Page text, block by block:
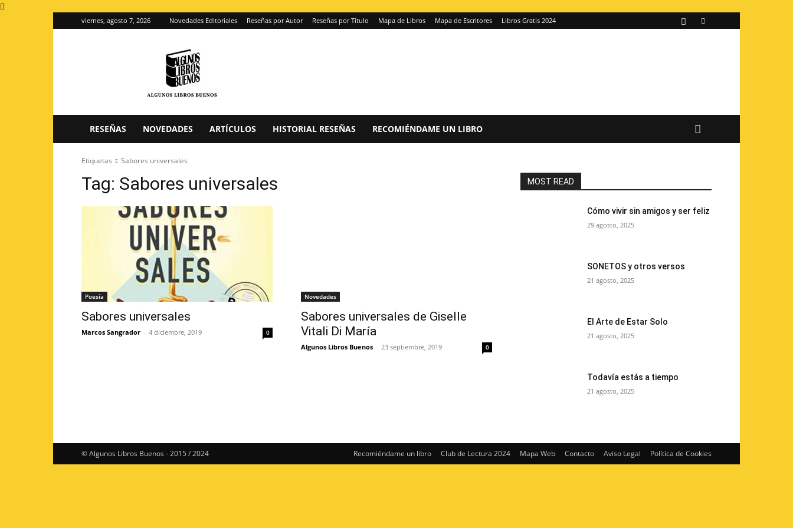
viernes, agosto 7, 2026 Novedades Editoriales Reseñas por Autor Reseñas por Título Mapa de Libros Mapa de Escritores Libros Gratis 2024
de
reseñas
RESEÑAS NOVEDADES ARTÍCULOS HISTORIAL RESEÑAS RECOMIÉNDAME UN LIBRO
Etiquetas Sabores universales
Tag: Sabores universales
Poesía
Sabores universales
Marcos Sangrador - 4 diciembre, 2019 0
Novedades
Sabores universales de Giselle
Vitali Di María
Algunos Libros Buenos - 23 septiembre, 2019 0
MOST READ
Cómo vivir sin amigos y ser feliz
29 agosto, 2025
SONETOS y otros versos
21 agosto, 2025
El Arte de Estar Solo
21 agosto, 2025
Todavía estás a tiempo
21 agosto, 2025
Recomiéndame un libro Club de Lectura 2024 Mapa Web Contacto Aviso Legal Política de Cookies
© Algunos Libros Buenos - 2015 / 2024